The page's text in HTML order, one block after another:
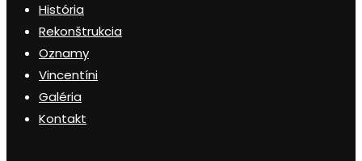
História
Rekonštrukcia
Oznamy
Vincentíni
Galéria
Kontakt